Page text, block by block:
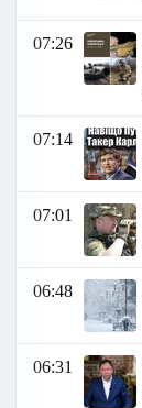
07:26
07:14
07:01
06:48
06:31